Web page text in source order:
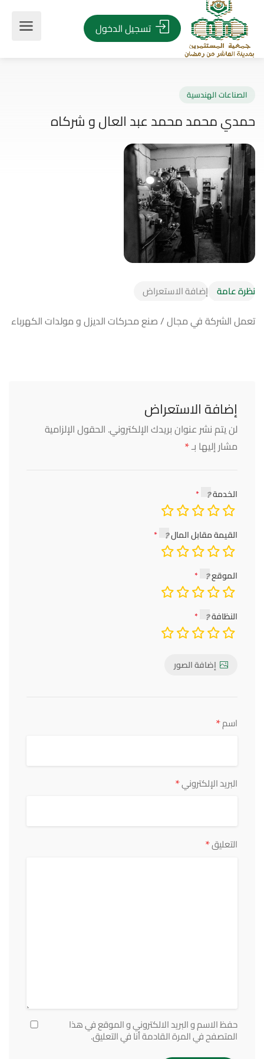
تسجيل الدخول
الهندسية
محمد محمد عبد العال و شركاه
نظرة عامة إضافة الاستعراض
تعمل الشركة في مجال / صنع محركات الديزل و مولدات الكهرباء
إضافة الاستعراض
لن يتم نشر عنوان بريدك الإلكتروني. الحقول الإلزامية
مشار إليها بـ*
الخدمة
القيمة مقابل المال
الموقع
النظافة
إضافة الصور
اسم*
البريد الإلكتروني*
التعليق*
حفظ الاسم و البريد الالكتروني و الموقع في هذا
المتصفح في المرة القادمة أنا في التعليق.